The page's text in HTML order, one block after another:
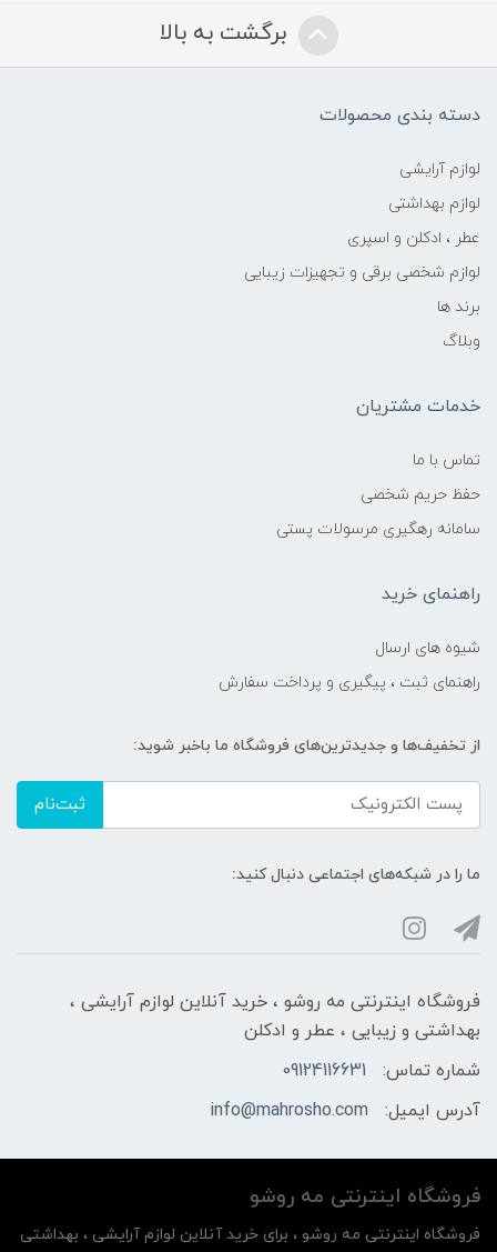
برگشت به بالا
دسته بندی محصولات
لوازم آرایشی
لوازم بهداشتی
عطر ، ادکلن و اسپری
لوازم شخصی برقی و تجهیزات زیبایی
برند ها
وبلاگ
خدمات مشتریان
تماس با ما
حفظ حریم شخصی
سامانه رهگیری مرسولات پستی
راهنمای خرید
شیوه های ارسال
راهنمای ثبت ، پیگیری و پرداخت سفارش
از تخفیف‌ها و جدیدترین‌های فروشگاه ما باخبر شوید:
ثبت‌نام
ما را در شبکه‌های اجتماعی دنبال کنید:
فروشگاه اینترنتی مه‌ رو‌شو ، خرید آنلاین لوازم آرایشی ،
بهداشتی و زیبایی ، عطر و ادکلن
شماره تماس:
09124116631
آدرس ایمیل:
info@mahrosho.com
فروشگاه اینترنتی مه‌ رو‌شو
فروشگاه اینترنتی مه‌ رو‌شو ، برای خرید آنلاین لوازم آرایشی ، بهداشتی